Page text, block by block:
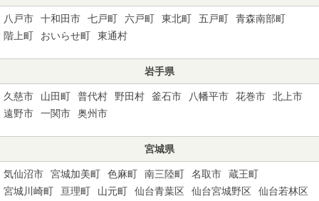
八戸市 十和田市 七戸町 六戸町 東北町 五戸町
青森南部町
階上町
おいらせ町 東通村
岩手県
久慈市 山田町 普代村 野田村 釜石市 八幡平市 花巻市
北上市
遠野市
一関市 奥州市
宮城県
気仙沼市 宮城加美町 色麻町 南三陸町 名取市
蔵王町
宮城川崎町
亘理町 山元町 仙台青葉区 仙台宮城野区
仙台若林区